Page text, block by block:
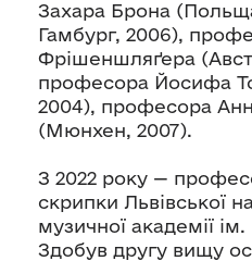
Захара Брона
Гамбург, 2006),
Фрішеншляґера
професора Йосифа
2004), професора
(Мюнхен, 2007).
З 2022 року —
скрипки Львівської
музичної академії
Здобув другу вищу